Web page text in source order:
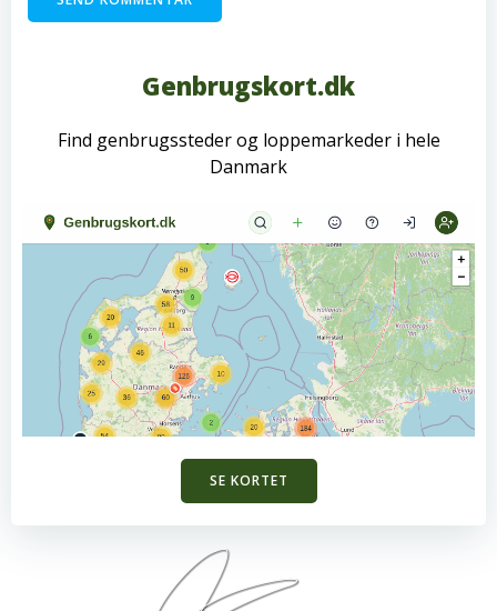
Genbrugskort.dk
Find genbrugssteder og loppemarkeder i hele
Danmark
SE KORTET